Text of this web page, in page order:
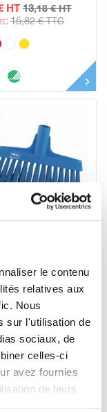
le contenu
relatives aux
Nous
sur l'utilisation de
sociaux, de
celles-ci
avez fournies
de leurs
HT 13,18 € HT
15,82 € TTC
Très dur
HT 16,63 € HT
19,96 € TTC